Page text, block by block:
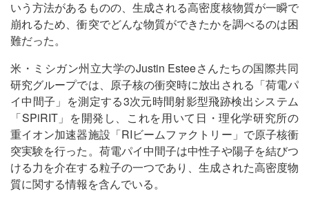
いう方法があるものの、生成される高密度核物質が一瞬で
崩れるため、衝突でどんな物質ができたかを調べるのは困
難だった。
米・ミシガン州立大学のJustin Esteeさんたちの国際共同
研究グループでは、原子核の衝突時に放出される「荷電パ
イ中間子」を測定する3次元時間射影型飛跡検出システム
「SPiRIT」を開発し、これを用いて日・理化学研究所の
重イオン加速器施設「RIビームファクトリー」で原子核衝
突実験を行った。荷電パイ中間子は中性子や陽子を結びつ
ける力を介在する粒子の一つであり、生成された高密度物
質に関する情報を含んでいる。